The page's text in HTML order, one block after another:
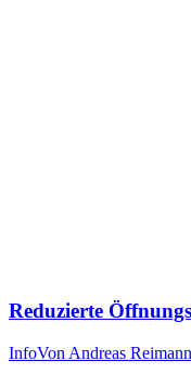
Reduzierte
InfoVon Andreas Reimann